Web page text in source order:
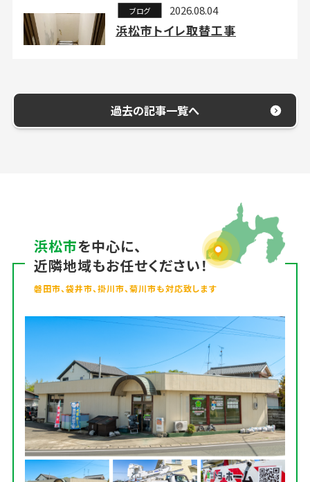
ブログ 2026.08.04
浜松市トイレ取替工事
過去の記事一覧へ
浜松市を中心に、
近隣地域もお任せください！
磐田市、袋井市、掛川市、菊川市も対応致します